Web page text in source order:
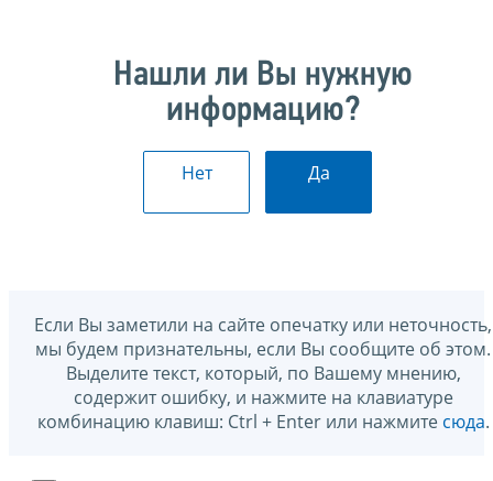
Нашли ли Вы нужную
информацию?
Нет Да
Если Вы заметили на сайте опечатку или неточность,
мы будем признательны, если Вы сообщите об этом.
Выделите текст, который, по Вашему мнению,
содержит ошибку, и нажмите на клавиатуре
комбинацию клавиш: Ctrl + Enter или нажмите сюда.